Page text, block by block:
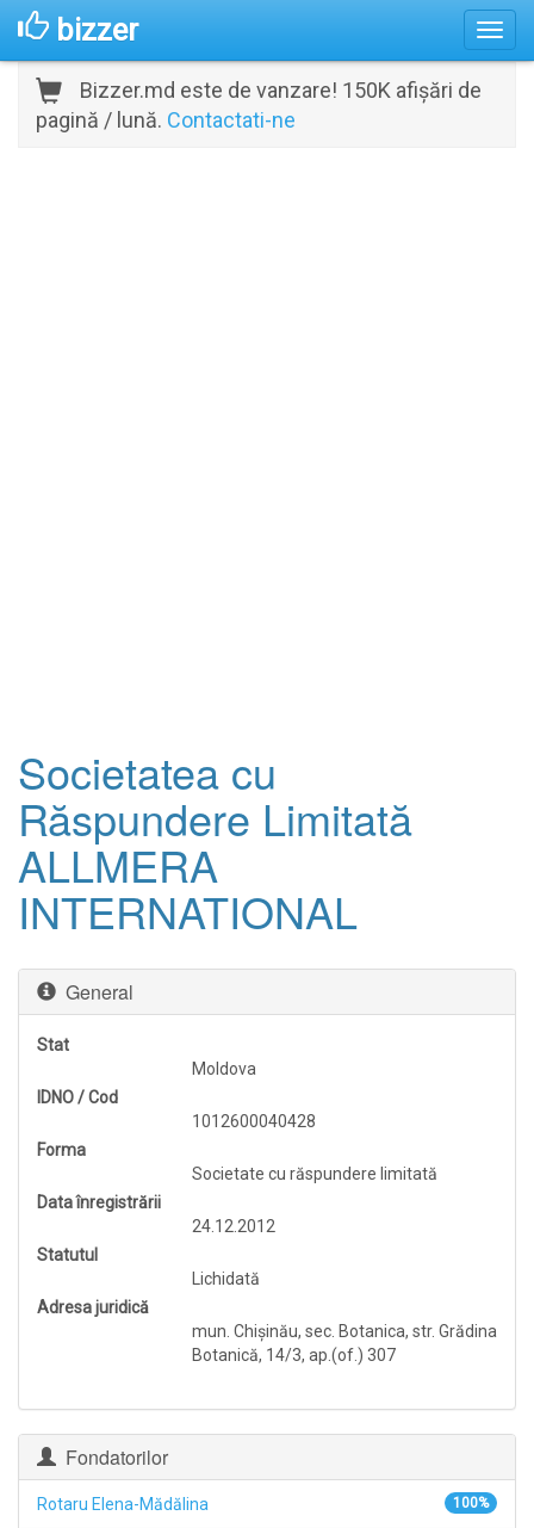
bizzer
Bizzer.md este de vanzare! 150K afișări de
pagină / lună. Contactati-ne
Societatea cu
Răspundere Limitată
ALLMERA
INTERNATIONAL
General
Stat
Moldova
IDNO / Cod
1012600040428
Forma
Societate cu răspundere limitată
Data înregistrării
24.12.2012
Statutul
Lichidată
Adresa juridică
mun. Chişinău, sec. Botanica, str. Grădina
Botanică, 14/3, ap.(of.) 307
Fondatorilor
Rotaru Elena-Mădălina 100%